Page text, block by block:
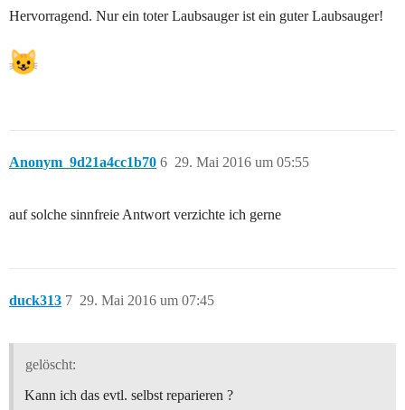
Hervorragend. Nur ein toter Laubsauger ist ein guter Laubsauger!
Anonym_9d21a4cc1b70 29. Mai 2016 um 05:55
6
auf solche sinnfreie Antwort verzichte ich gerne
duck313 29. Mai 2016 um 07:45
7
gelöscht:
Kann ich das evtl. selbst reparieren ?